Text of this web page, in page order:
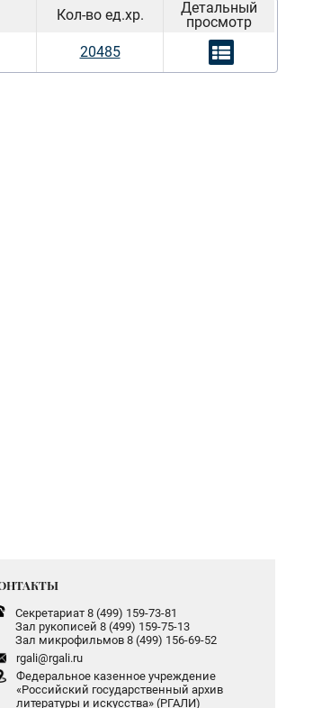
Кол-во ед.хр.
Детальный
просмотр
20485
Секретариат 8 (499) 159-73-81
Зал рукописей 8 (499) 159-75-13
Зал микрофильмов 8 (499) 156-69-52
rgali@rgali.ru
Федеральное казенное учреждение
«Российский государственный архив
литературы и искусства» (РГАЛИ)